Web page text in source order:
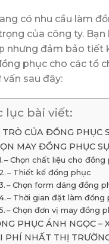
có nhu cầu làm
của công ty.
nhưng đảm bảo tiết
phục cho các tổ
vấn sau đây:
lục bài viết:
TRÒ CỦA ĐỒNG PHỤC
MAY ĐỒNG PHỤC
– Chọn chất liệu cho
– Thiết kế đồng phục
– Chọn form dáng đồng
– Thời gian đặt làm đồng
– Chọn đơn vị may đồng
PHỤC ÁNH NGỌC –
PHÍ NHẤT THỊ